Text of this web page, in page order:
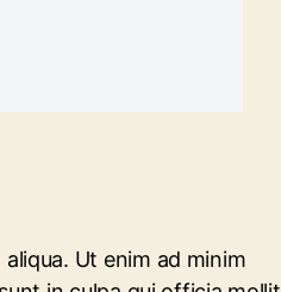
Ut enim ad minim